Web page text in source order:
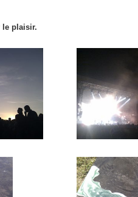
le plaisir.